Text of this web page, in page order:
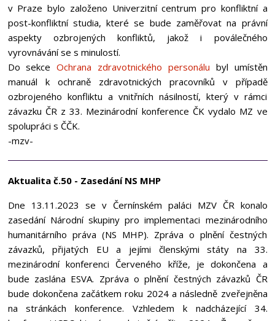
v Praze bylo založeno Univerzitní centrum pro konfliktní a
post-konfliktní studia, které se bude zaměřovat na právní
aspekty ozbrojených konfliktů, jakož i poválečného
vyrovnávání se s minulostí.
Do sekceOchrana zdravotnického personálu byl umístěn
manuál k ochraně zdravotnických pracovníků v případě
ozbrojeného konfliktu a vnitřních násilností, který v rámci
závazku ČR z 33. Mezinárodní konference ČK vydalo MZ ve
spolupráci s ČČK.
-mzv-
Aktualita č.50 - Zasedání NS MHP
Dne 13.11.2023 se v Černínském paláci MZV ČR konalo
zasedání Národní skupiny pro implementaci mezinárodního
humanitárního práva (NS MHP). Zpráva o plnění čestných
závazků, přijatých EU a jejími členskými státy na 33.
mezinárodní konferenci Červeného kříže, je dokončena a
bude zaslána ESVA. Zpráva o plnění čestných závazků ČR
bude dokončena začátkem roku 2024 a následně zveřejněna
na stránkách konference. Vzhledem k nadcházející 34.